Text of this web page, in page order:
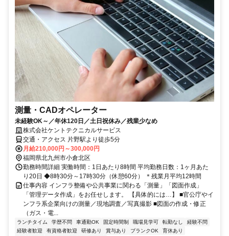
測量・CADオペレーター
未経験OK～／年休120日／土日祝休み／残業少なめ
株式会社ケントテクニカルサービス
交通・アクセス 片野駅より徒歩5分
月給210,000円～300,000円
福岡県北九州市小倉北区
勤務時間詳細 実働時間：1日あたり8時間 平均勤務日数：1ヶ月あた
り20日 ◆8時30分～17時30分（休憩60分） ＊残業月平均12時間
仕事内容 インフラ整備や公共事業に関わる「測量」「図面作成」
「管理データ作成」をお任せします。 【具体的には…】 ■官公庁やイ
ンフラ系企業向けの測量／現地調査／写真撮影 ■図面の作成・修正
（ガス・電...
ランチタイム 学歴不問 車通勤OK 固定時間制 職場見学可 転勤なし
経験不問
経験者歓迎
有資格者歓迎 研修あり 賞与あり ブランクOK
育休あり